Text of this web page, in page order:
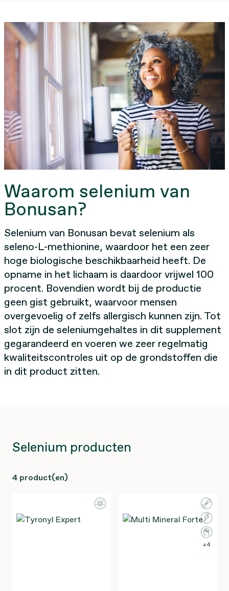
Waarom selenium van
Bonusan?
Selenium van Bonusan bevat selenium als
seleno-L-methionine, waardoor het een zeer
hoge biologische beschikbaarheid heeft. De
opname in het lichaam is daardoor vrijwel 100
procent. Bovendien wordt bij de productie
geen gist gebruikt, waarvoor mensen
overgevoelig of zelfs allergisch kunnen zijn. Tot
slot zijn de seleniumgehaltes in dit supplement
gegarandeerd en voeren we zeer regelmatig
kwaliteitscontroles uit op de grondstoffen die
in dit product zitten.
Selenium producten
4 product(en)
4